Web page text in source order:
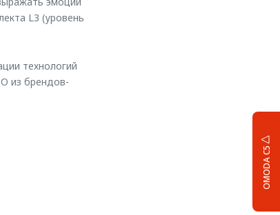
OMODA C5
L3 (уровень
технологий
из брендов-